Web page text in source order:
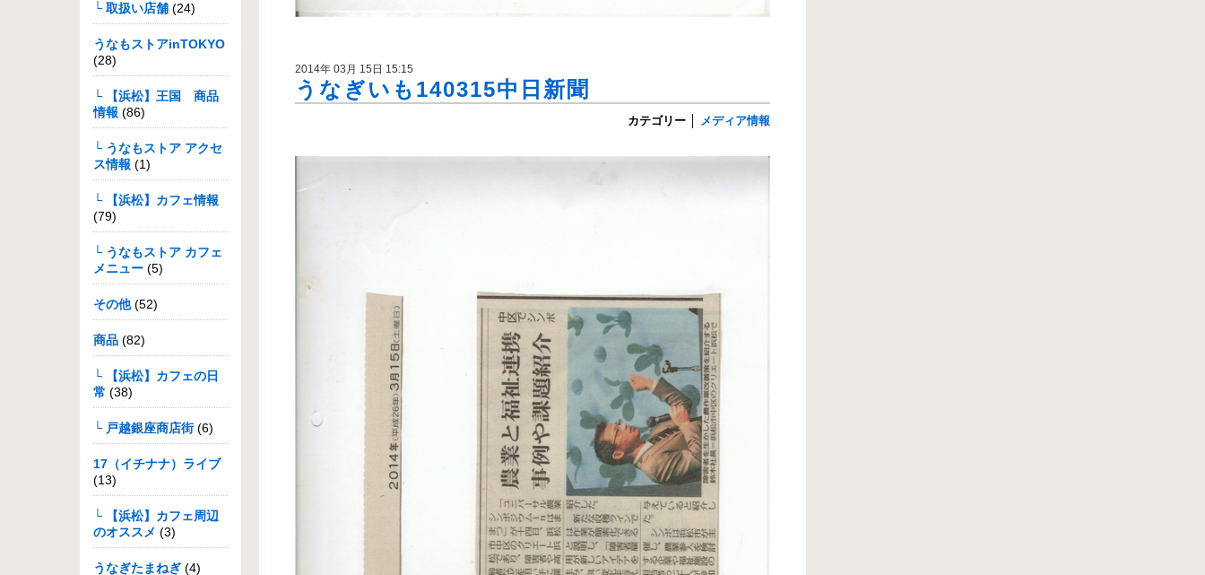
└ 取扱い店舗 (24)
うなもストアinTOKYO
(28)
└ 【浜松】王国 商品
情報 (86)
└ うなもストア アクセ
ス情報 (1)
└ 【浜松】カフェ情報
(79)
└ うなもストア カフェ
メニュー (5)
その他(52)
商品 (82)
└ 【浜松】カフェの日
常 (38)
└ 戸越銀座商店街(6)
17（イチナナ）ライブ
(13)
└ 【浜松】カフェ周辺
のオススメ (3)
うなぎたまねぎ (4)
2014年 03月 15日 15:15
うなぎいも140315中日新聞
カテゴリー メディア情報